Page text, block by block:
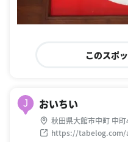
このスポ
J おいちい
秋田県大館市中町 中町
https://tabelog.com/